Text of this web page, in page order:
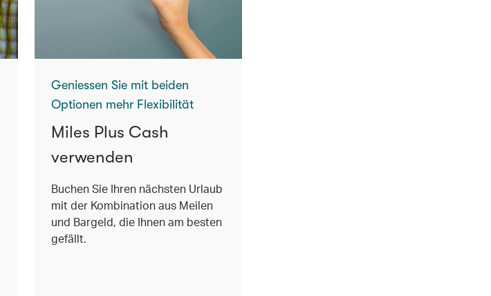
Geniessen Sie mit beiden
Optionen mehr Flexibilität
Miles Plus Cash
verwenden
Buchen Sie Ihren nächsten Urlaub
mit der Kombination aus Meilen
und Bargeld, die Ihnen am besten
gefällt.